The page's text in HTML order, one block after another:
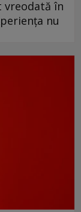
vreodată în
nu